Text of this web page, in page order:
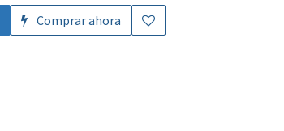
Comprar ahora